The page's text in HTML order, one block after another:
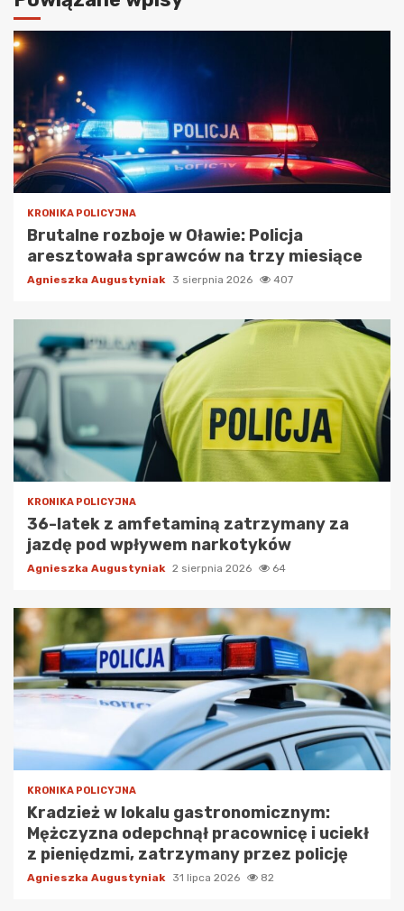
KRONIKA POLICYJNA
Brutalne rozboje w Oławie: Policja
aresztowała sprawców na trzy miesiące
Agnieszka Augustyniak 3 sierpnia 2026 407
KRONIKA POLICYJNA
36-latek z amfetaminą zatrzymany za
jazdę pod wpływem narkotyków
Agnieszka Augustyniak 2 sierpnia 2026 64
KRONIKA POLICYJNA
Kradzież w lokalu gastronomicznym:
Mężczyzna odepchnął pracownicę i uciekł
z pieniędzmi, zatrzymany przez policję
Agnieszka Augustyniak 31 lipca 2026 82